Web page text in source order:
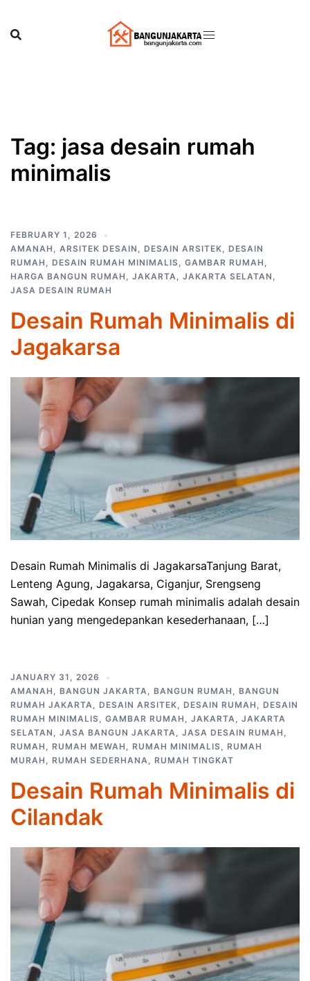
content
Tag: jasa desain rumah
minimalis
FEBRUARY 1, 2026
AMANAH , ARSITEK DESAIN , DESAIN ARSITEK, DESAIN
RUMAH , DESAIN RUMAH MINIMALIS, GAMBAR RUMAH ,
HARGA BANGUN RUMAH , JAKARTA, JAKARTA SELATAN ,
JASA DESAIN RUMAH
Desain Rumah Minimalis di
Jagakarsa
Desain Rumah Minimalis di JagakarsaTanjung Barat,
Lenteng Agung, Jagakarsa, Ciganjur, Srengseng
Sawah, Cipedak Konsep rumah minimalis adalah desain
hunian yang mengedepankan kesederhanaan, […]
JANUARY 31, 2026
AMANAH , BANGUN JAKARTA, BANGUN RUMAH , BANGUN
RUMAH JAKARTA, DESAIN ARSITEK, DESAIN RUMAH , DESAIN
RUMAH MINIMALIS, GAMBAR RUMAH , JAKARTA, JAKARTA
SELATAN , JASA BANGUN JAKARTA, JASA DESAIN RUMAH ,
RUMAH , RUMAH MEWAH , RUMAH MINIMALIS, RUMAH
MURAH , RUMAH SEDERHANA, RUMAH TINGKAT
Desain Rumah Minimalis di
Cilandak